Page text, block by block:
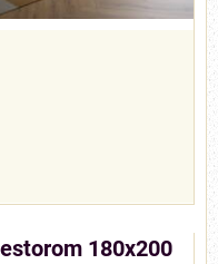
180x200